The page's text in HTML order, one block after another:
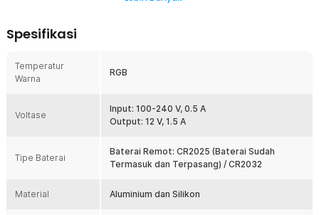
keperluan live streaming ataupun rekaman YouTube.
Lampu lantai LED dekorasi ini memiliki bentuk yang ramping dan
kaki 90 derajat sehingga dapat diletakkan pada sudut ruangan.
pun tidak menyorot ke mata melainkan melebur ke dinding Anda.
dan intensitas cahaya. Dengan begitu, Anda dapat mengganti warna
cahaya sesuai nuansa yang Anda inginkan tanpa perlu beranjak dari
Bahan Berkualitas
Spesifikasi
Temperatur
Warna
RGB
Voltase
Input: 100-240 V, 0.5 A
Output: 12 V, 1.5 A
Tipe Baterai
Baterai Remot: CR2025 (Baterai Sudah
Termasuk dan Terpasang) / CR2032
Material Aluminium dan Silikon